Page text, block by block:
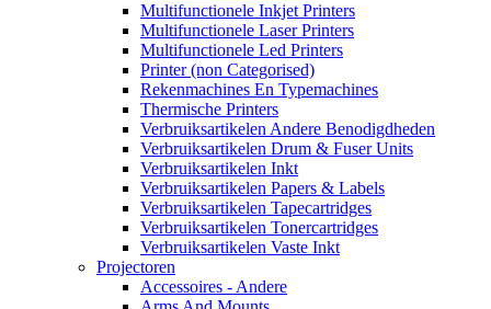
Multifunctionele Inkjet Printers
Multifunctionele Laser Printers
Multifunctionele Led Printers
Printer (non Categorised)
Rekenmachines En Typemachines
Thermische Printers
Verbruiksartikelen Andere Benodigdheden
Verbruiksartikelen Drum & Fuser Units
Verbruiksartikelen Inkt
Verbruiksartikelen Papers & Labels
Verbruiksartikelen Tapecartridges
Verbruiksartikelen Tonercartridges
Verbruiksartikelen Vaste Inkt
Projectoren
Accessoires - Andere